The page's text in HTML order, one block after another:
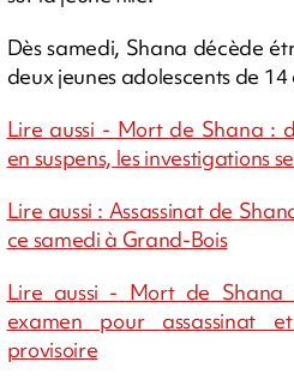
Dès samedi, Shana décède
deux jeunes adolescents de 14
Lire aussi - Mort de Shana :
en suspens, les investigations
Lire aussi : Assassinat de
ce samedi à Grand-Bois
Lire aussi - Mort de
examen pour assassinat
provisoire